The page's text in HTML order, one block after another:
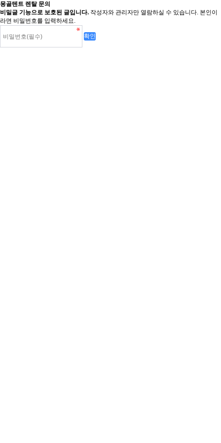
몽골텐트 렌탈 문의
비밀글 기능으로 보호된 글입니다. 작성자와 관리자만 열람하실 수 있습니다. 본인이
라면 비밀번호를 입력하세요.